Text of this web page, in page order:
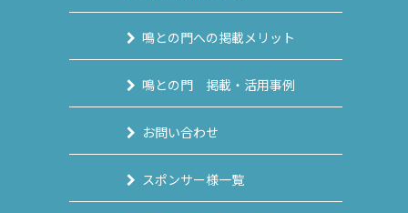
鳴との門への掲載メリット
鳴との門 掲載・活用事例
お問い合わせ
スポンサー様一覧